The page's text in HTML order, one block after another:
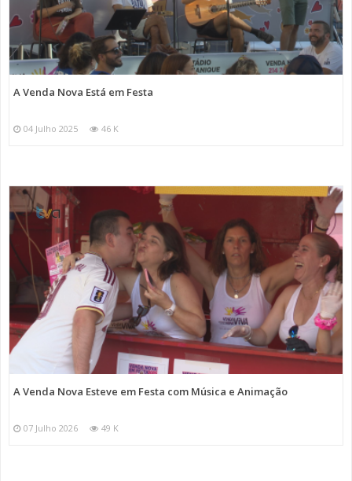
A Venda Nova Está em Festa
04 Julho 2025 46 K
A Venda Nova Esteve em Festa com Música e Animação
07 Julho 2026 49 K